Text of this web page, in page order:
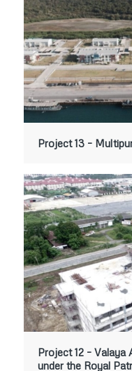
Project 13 –
Project 12 –
under the Royal